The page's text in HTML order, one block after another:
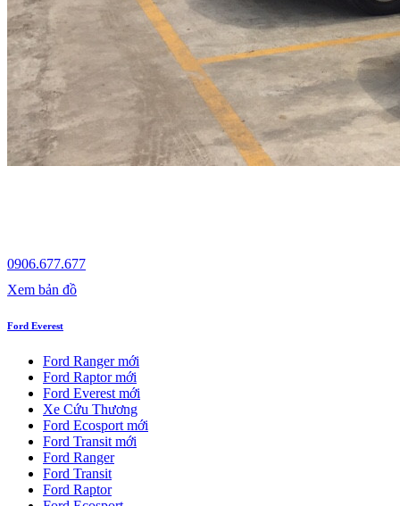
0906.677.677
Xem bản đồ
Ford Everest
Ford Ranger mới
Ford Raptor mới
Ford Everest mới
Xe Cứu Thương
Ford Ecosport mới
Ford Transit mới
Ford Ranger
Ford Transit
Ford Raptor